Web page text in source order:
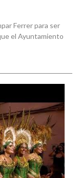
Ferrer para ser
el Ayuntamiento